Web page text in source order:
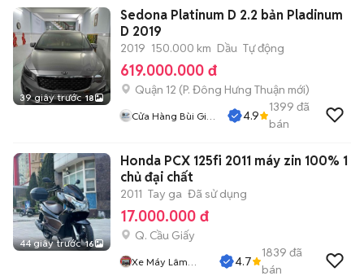
39 giây trước 18
Sedona Platinum D 2.2 bản Pladinum
D 2019
2019 150.000 km Dầu Tự động
619.000.000 đ
Quận 12 (P. Đông Hưng Thuận mới)
Cửa Hàng Bùi Gia
4.9
1399 đã
bán
44 giây trước 16
Honda PCX 125fi 2011 máy zin 100% 1
chủ đại chất
2011 Tay ga Đã sử dụng
17.000.000 đ
Q. Cầu Giấy
Xe Máy Lâm
4.7
1839 đã
bán